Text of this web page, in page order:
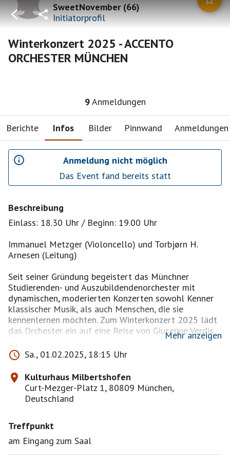
SweetNovember(66)
Initiatorprofil
Winterkonzert 2025 - ACCENTO
ORCHESTER MÜNCHEN
9Anmeldungen
Berichte Infos Bilder Pinnwand Anmeldungen
Anmeldung nicht möglich
Das Event fand bereits statt
Beschreibung
Einlass: 18.30 Uhr / Beginn: 19.00 Uhr
Immanuel Metzger (Violoncello) und Torbjørn H.
Arnesen (Leitung)
Seit seiner Gründung begeistert das Münchner
Studierenden- und Auszubildendenorchester mit
dynamischen, moderierten Konzerten sowohl Kenner
klassischer Musik, als auch Menschen, die sie
kennenlernen möchten. Zum Winterkonzert 2025 lädt
das Orchester ein auf eine Reise von Giuseppe Verdis
Nabucco zu Mendelssohns 3. Sinfonie “Die
Schottische”.
Besonderer Höhepunkt des Konzerts wird die
Uraufführung des Cello-Konzerts des Cellisten
Immanuel Metzger sein, welches er eigens für dieses
bereits im Alter von fünf Jahren und erweiterte sein
musikalisches Schaffen später über das Studium des
Violoncello hinaus auf Klavier und Orgel. Zu dieser
Mehr anzeigen
Sa., 01.02.2025, 18:15 Uhr
Kulturhaus Milbertshofen
Curt-Mezger-Platz 1, 80809 München,
Deutschland
Treffpunkt
am Eingang zum Saal